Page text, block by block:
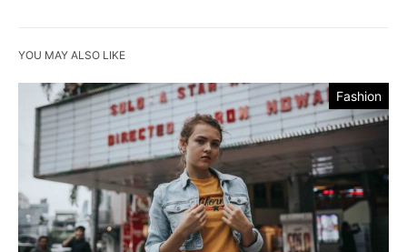
YOU MAY ALSO LIKE
Fashion